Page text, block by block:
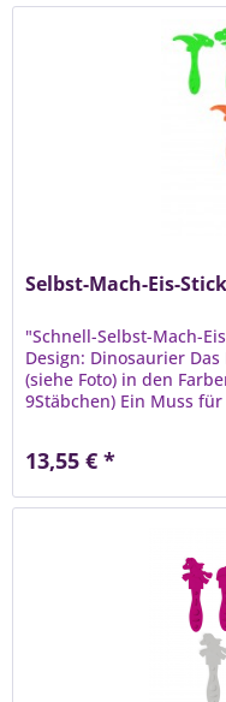
Selbst-Mach-Eis-
"Schnell-Selbst-Mach-
Design: Dinosaurier
(siehe Foto) in den
9Stäbchen) Ein Muss
13,55 € *